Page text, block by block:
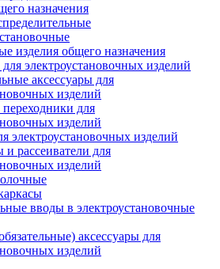
назначения
изделия общего назначения
электроустановочных изделий
аксессуары для
изделий
для
изделий
электроустановочных изделий
рассеиватели для
изделий
вводы в электроустановочные
аксессуары для
изделий